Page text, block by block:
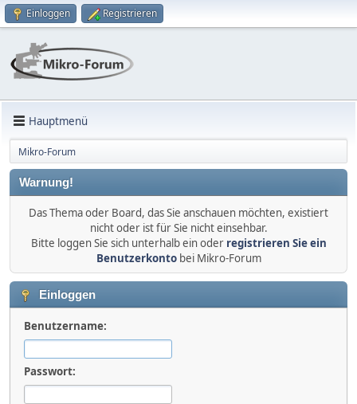
Einloggen Registrieren
Hauptmenü
Mikro-Forum
Warnung!
Das Thema oder Board, das Sie anschauen möchten, existiert
nicht oder ist für Sie nicht einsehbar.
Bitte loggen Sie sich unterhalb ein oder registrieren Sie ein
Benutzerkontobei Mikro-Forum
Einloggen
Benutzername:
Passwort: